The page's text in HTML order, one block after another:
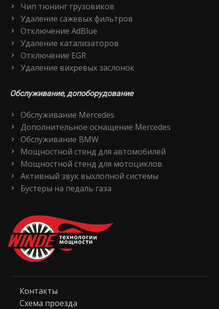
Чип тюнинг грузовиков
Удаление сажевых фильтров
Отключение AdBlue
Удаление катализаторов
Отключение EGR
Удаление вихревых заслонок
Обслуживание, допоборудование
Обслуживание Mercedes
Дополнительное оснащение Mercedes
Обслуживание BMW
Мощностной стенд для автомобилей
Мощностной стенд для мотоциклов
Активный звук выхлопной системы
Бустеры на педаль газа
Контакты
Схема проезда